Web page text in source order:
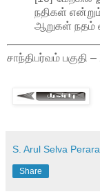
நதிகள்
ஆறுகள் நதம்
சாந்திபர்வம்
S. Arul Selva
Share